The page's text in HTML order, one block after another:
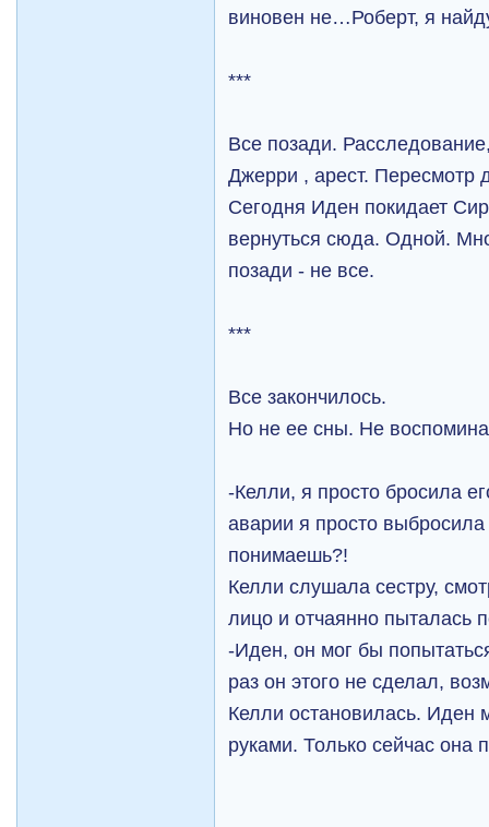
виновен не…Роберт, я
***
Все позади.
Джерри , арест. Пересмотр
Сегодня Иден покидает
вернуться сюда. Одной.
позади - не все.
***
Все закончилось.
Но не ее сны. Не
-Келли, я просто бросила
аварии я просто
понимаешь?!
Келли слушала сестру,
лицо и отчаянно пыталась
-Иден, он мог бы
раз он этого не сделал,
Келли остановилась. Иден
руками. Только сейчас она